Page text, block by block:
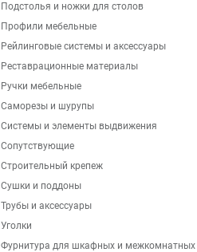
Подстолья и ножки для столов
Профили мебельные
Рейлинговые системы и аксессуары
Реставрационные материалы
Ручки мебельные
Саморезы и шурупы
Системы и элементы выдвижения
Сопутствующие
Строительный крепеж
Сушки и поддоны
Трубы и аксессуары
Уголки
Фурнитура для шкафных и межкомнатных